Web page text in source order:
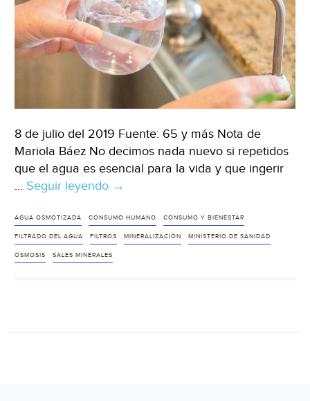
8 de julio del 2019 Fuente: 65 y más Nota de
Mariola Báez No decimos nada nuevo si repetidos
que el agua es esencial para la vida y que ingerir
… Seguir leyendo España:
es
el
→
AGUA OSMOTIZADA CONSUMO HUMANO CONSUMO Y BIENESTAR
FILTRADO DEL AGUA FILTROS MINERALIZACIÓN MINISTERIO DE SANIDAD
ÓSMOSIS SALES MINERALES